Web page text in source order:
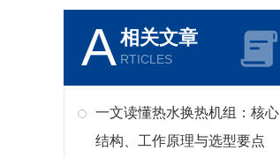
A相关文章
RTICLES
一文读懂热水换热机组：核心
结构、工作原理与选型要点